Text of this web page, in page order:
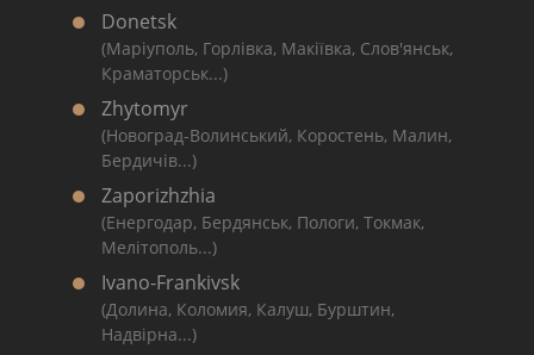
Donetsk
(Маріуполь, Горлівка, Макіївка, Слов'янськ,
Краматорськ...)
Zhytomyr
(Новоград-Волинський, Коростень, Малин,
Бердичів...)
Zaporizhzhia
(Енергодар, Бердянськ, Пологи, Токмак,
Мелітополь...)
Ivano-Frankivsk
(Долина, Коломия, Калуш, Бурштин,
Надвірна...)